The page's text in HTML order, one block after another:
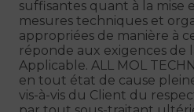
suffisantes quant à la mise
mesures techniques et
appropriées de manière à
réponde aux exigences de
Applicable. ALL MOL
en tout état de cause
vis-à-vis du Client du